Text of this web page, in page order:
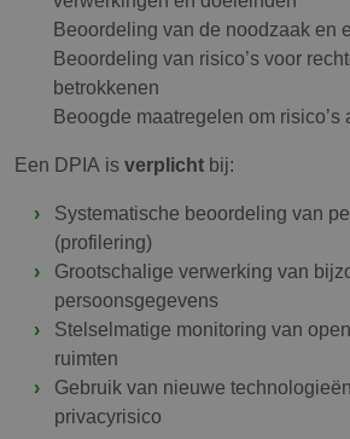
Beoordeling van de noodzaak en
Beoordeling van risico’s voor
betrokkenen
Beoogde maatregelen om risico’s
Een DPIA isverplicht bij:
Systematische beoordeling van
(profilering)
Grootschalige verwerking van
persoonsgegevens
Stelselmatige monitoring van
ruimten
Gebruik van nieuwe
privacyrisico